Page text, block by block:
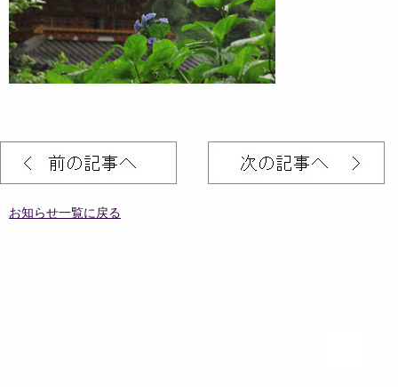
お知らせ一覧に戻る